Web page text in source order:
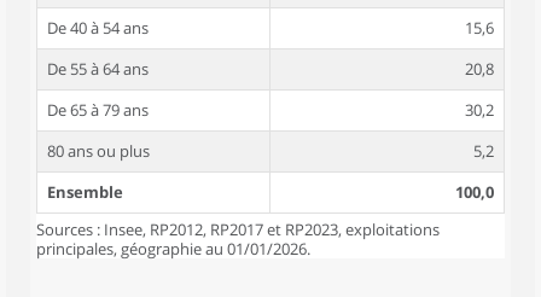
De 40 à 54 ans
15,6
De 55 à 64 ans
20,8
De 65 à 79 ans
30,2
80 ans ou plus
5,2
Ensemble
100,0
Sources : Insee, RP2012, RP2017 et RP2023, exploitations
principales, géographie au 01/01/2026.